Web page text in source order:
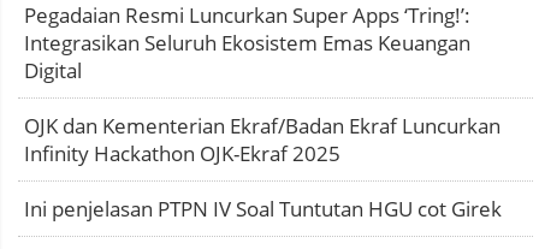
Pegadaian Resmi Luncurkan Super Apps ‘Tring!’:
Integrasikan Seluruh Ekosistem Emas Keuangan
Digital
OJK dan Kementerian Ekraf/Badan Ekraf Luncurkan
Infinity Hackathon OJK-Ekraf 2025
Ini penjelasan PTPN IV Soal Tuntutan HGU cot Girek